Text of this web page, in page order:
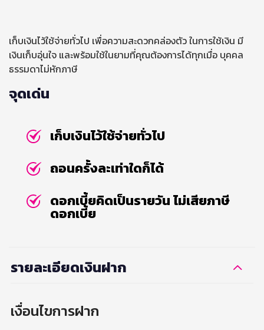
เก็บเงินไว้ใช้จ่ายทั่วไป เพื่อความสะดวกคล่องตัว ในการใช้เงิน มี
เงินเก็บอุ่นใจ และพร้อมใช้ในยามที่คุณต้องการได้ทุกเมื่อ บุคคล
ธรรมดาไม่หักภาษี
จุดเด่น
เก็บเงินไว้ใช้จ่ายทั่วไป
ถอนครั้งละเท่าใดก็ได้
ดอกเบี้ยคิดเป็นรายวัน ไม่เสียภาษี
ดอกเบี้ย
รายละเอียดเงินฝาก
เงื่อนไขการฝาก